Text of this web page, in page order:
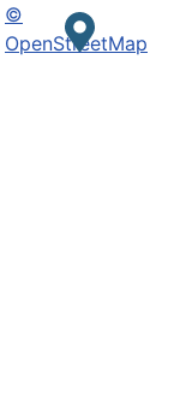
©
OpenStreetMap